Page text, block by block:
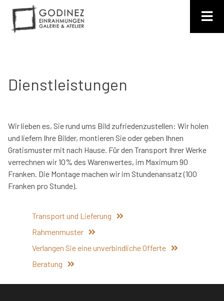
content
Dienstleistungen
Wir lieben es, Sie rund ums Bild zufriedenzustellen: Wir holen
und liefern Ihre Bilder, montieren Sie oder geben Ihnen
Gratismuster mit nach Hause. Für den Transport Ihrer Werke
verrechnen wir 10% des Warenwertes, im Maximum 90
Franken. Die Montage machen wir im Stundenansatz (100
Franken pro Stunde).
Transport und Lieferung
Rahmenmuster
Verlangen Sie eine unverbindliche Offerte
Beratung